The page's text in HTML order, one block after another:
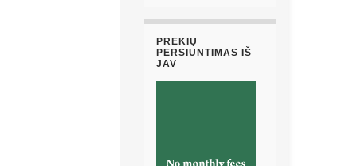
PREKIŲ
PERSIUNTIMAS IŠ
JAV